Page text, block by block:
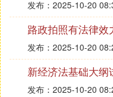
《互联网金融逾期债
十六条 催收人员不得
其他任何机构或个人
发布：2025-10-20
路政拍照有法律效
发布：2025-10-20
新经济法基础大纲
发布：2025-10-20